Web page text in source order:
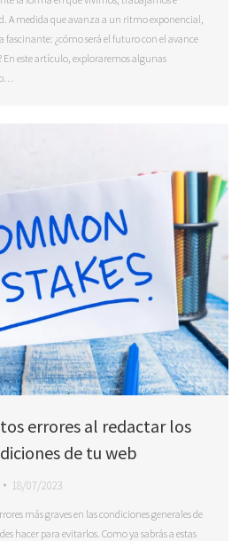
A medida que avanza a un ritmo exponencial,
fascinante: ¿cómo será el futuro con el avance
este artículo, exploraremos algunas
errores al redactar los
de tu web
18/07/2023
más graves en las condiciones generales de
hacer para evitarlos. Como ya sabrás a estas